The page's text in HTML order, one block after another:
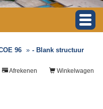
96 - Blank structuur
Winkelwagen
Afrekenen